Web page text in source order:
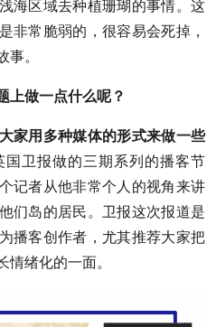
海区域去种植珊瑚的事情。这
非常脆弱的，很容易会死掉，
事。
上做一点什么呢？
家用多种媒体的形式来做一些
国卫报做的三期系列的播客节
记者从他非常个人的视角来讲
们岛的居民。卫报这次报道是
播客创作者，尤其推荐大家把
情绪化的一面。